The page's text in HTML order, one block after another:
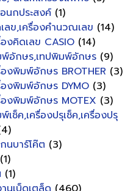
นกประสงค์ (1)
ลข,เครื่องคำนวณเลข (14)
องคิดเลข CASIO (14)
พ์อักษร,เทปพิมพ์อักษร (9)
องพิมพ์อักษร BROTHER (3)
องพิมพ์อักษร DYMO (3)
องพิมพ์อักษร MOTEX (3)
เช็ค,เครื่องปรุเช็ค,เครื่องปรุ
นบาร์โค๊ต (3)
(1)
(1)